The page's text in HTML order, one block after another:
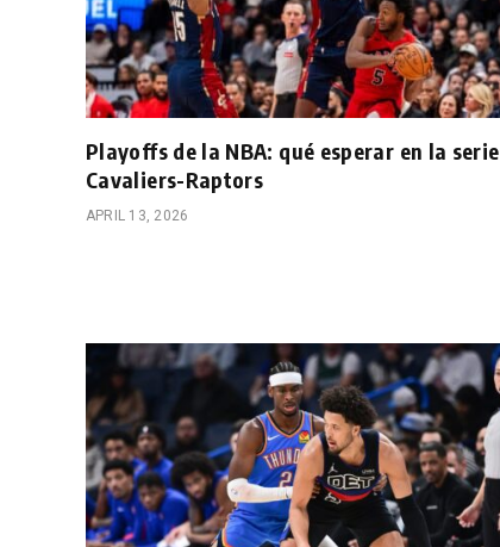
Playoffs de la NBA: qué esperar en la serie
Cavaliers-Raptors
APRIL 13, 2026